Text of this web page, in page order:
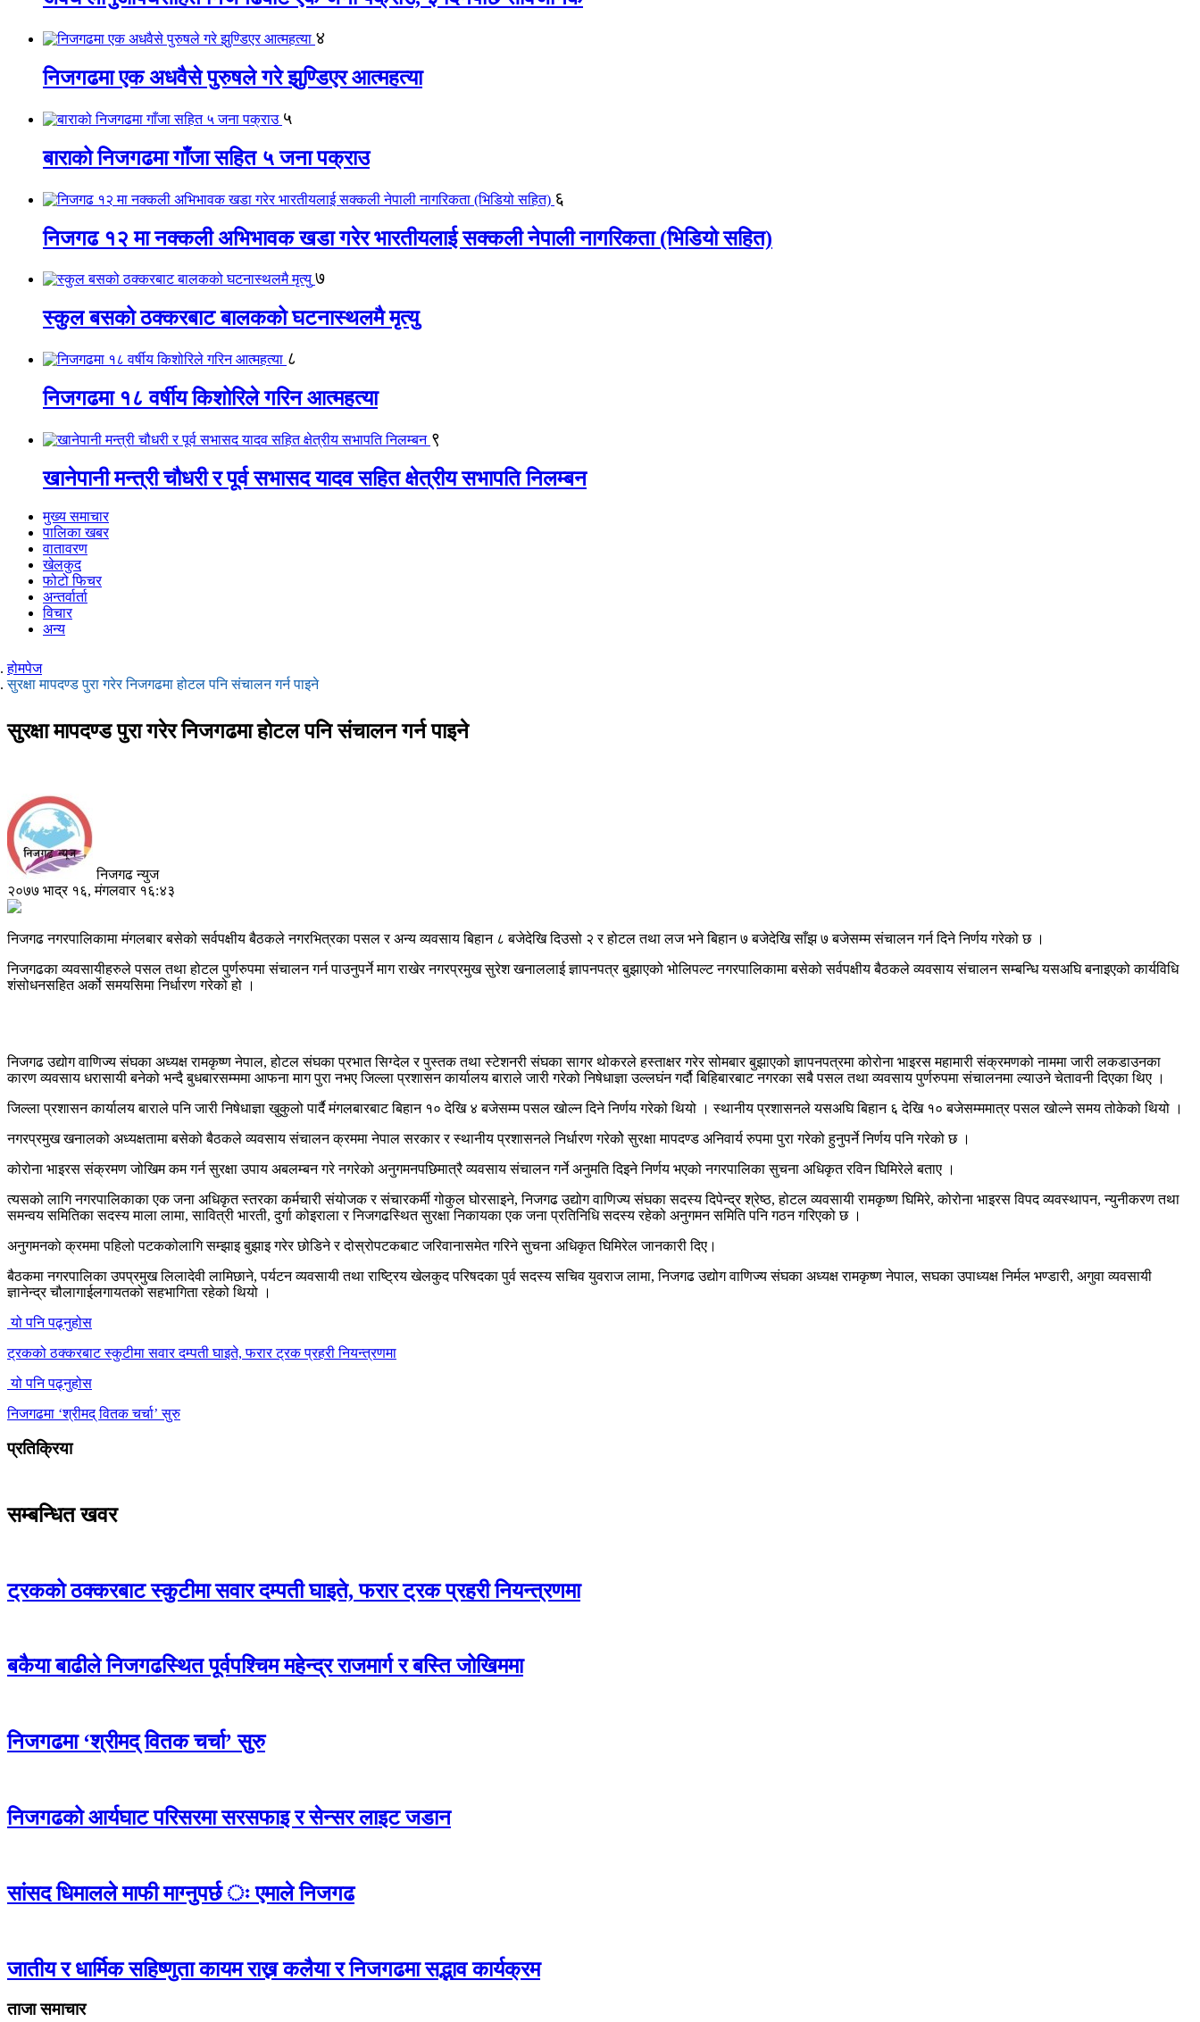
४
निजगढमा एक अधवैसे पुरुषले गरे झुण्डिएर आत्महत्या
५
बाराको निजगढमा गाँजा सहित ५ जना पक्राउ
६
निजगढ १२ मा नक्कली अभिभावक खडा गरेर भारतीयलाई सक्कली नेपाली नागरिकता (भिडियो सहित)
७
स्कुल बसको ठक्करबाट बालकको घटनास्थलमै मृत्यु
८
निजगढमा १८ वर्षीय किशोरिले गरिन आत्महत्या
९
खानेपानी मन्त्री चौधरी र पूर्व सभासद यादव सहित क्षेत्रीय सभापति निलम्बन
मुख्य समाचार
पालिका खबर
वातावरण
खेलकुद
फोटो फिचर
अन्तर्वार्ता
विचार
अन्य
होमपेज
सुरक्षा मापदण्ड पुरा गरेर निजगढमा होटल पनि संचालन गर्न पाइने
सुरक्षा मापदण्ड पुरा गरेर निजगढमा होटल पनि संचालन गर्न पाइने
निजगढ न्युज
२०७७ भाद्र १६, मंगलवार १६:४३
निजगढ नगरपालिकामा मंगलबार बसेको सर्वपक्षीय बैठकले नगरभित्रका पसल र अन्य व्यवसाय बिहान ८ बजेदेखि दिउसो २ र होटल तथा लज भने बिहान ७ बजेदेखि साँझ ७ बजेसम्म संचालन गर्न दिने निर्णय गरेको छ ।
निजगढका व्यवसायीहरुले पसल तथा होटल पुर्णरुपमा संचालन गर्न पाउनुपर्ने माग राखेर नगरप्रमुख सुरेश खनाललाई ज्ञापनपत्र बुझाएको भोलिपल्ट नगरपालिकामा बसेको सर्वपक्षीय बैठकले व्यवसाय संचालन सम्बन्धि यसअघि बनाइएको कार्यविधि
शंसोधनसहित अर्को समयसिमा निर्धारण गरेको हो ।
निजगढ उद्योग वाणिज्य संघका अध्यक्ष रामकृष्ण नेपाल, होटल संघका प्रभात सिग्देल र पुस्तक तथा स्टेशनरी संघका सागर थोकरले हस्ताक्षर गरेर सोमबार बुझाएको ज्ञापनपत्रमा कोरोना भाइरस महामारी संक्रमणको नाममा जारी लकडाउनका
कारण व्यवसाय धरासायी बनेको भन्दै बुधबारसम्ममा आफना माग पुरा नभए जिल्ला प्रशासन कार्यालय बाराले जारी गरेको निषेधाज्ञा उल्लघंन गर्दौ बिहिबारबाट नगरका सबै पसल तथा व्यवसाय पुर्णरुपमा संचालनमा ल्याउने चेतावनी दिएका थिए ।
जिल्ला प्रशासन कार्यालय बाराले पनि जारी निषेधाज्ञा खुकुलो पार्दै मंगलबारबाट बिहान १० देखि ४ बजेसम्म पसल खोल्न दिने निर्णय गरेको थियो । स्थानीय प्रशासनले यसअघि बिहान ६ देखि १० बजेसम्ममात्र पसल खोल्ने समय तोकेको थियो ।
नगरप्रमुख खनालको अध्यक्षतामा बसेको बैठकले व्यवसाय संचालन क्रममा नेपाल सरकार र स्थानीय प्रशासनले निर्धारण गरेकोे सुरक्षा मापदण्ड अनिवार्य रुपमा पुरा गरेको हुनुपर्ने निर्णय पनि गरेको छ ।
कोरोना भाइरस संक्रमण जोखिम कम गर्न सुरक्षा उपाय अबलम्बन गरे नगरेको अनुगमनपछिमात्रै व्यवसाय संचालन गर्ने अनुमति दिइने निर्णय भएको नगरपालिका सुचना अधिकृत रविन घिमिरेले बताए ।
त्यसको लागि नगरपालिकाका एक जना अधिकृत स्तरका कर्मचारी संयोजक र संचारकर्मी गोकुल घोरसाइने, निजगढ उद्योग वाणिज्य संघका सदस्य दिपेन्द्र श्रेष्ठ, होटल व्यवसायी रामकृष्ण घिमिरे, कोरोना भाइरस विपद व्यवस्थापन, न्युनीकरण तथा
समन्वय समितिका सदस्य माला लामा, सावित्री भारती, दुर्गा कोइराला र निजगढस्थित सुरक्षा निकायका एक जना प्रतिनिधि सदस्य रहेको अनुगमन समिति पनि गठन गरिएको छ ।
अनुगमनकाे क्रममा पहिलो पटककोलागि सम्झाइ बुझाइ गरेर छोडिने र दोस्रोपटकबाट जरिवानासमेत गरिने सुचना अधिकृत घिमिरेल जानकारी दिए।
बैठकमा नगरपालिका उपप्रमुख लिलादेवी लामिछाने, पर्यटन व्यवसायी तथा राष्ट्रिय खेलकुद परिषदका पुर्व सदस्य सचिव युवराज लामा, निजगढ उद्योग वाणिज्य संघका अध्यक्ष रामकृष्ण नेपाल, स‌घका उपाध्यक्ष निर्मल भण्डारी, अगुवा व्यवसायी
ज्ञानेन्द्र चौलागाईलगायतको सहभागिता रहेको थियो ।
यो पनि पढ्नुहोस
ट्रकको ठक्करबाट स्कुटीमा सवार दम्पती घाइते, फरार ट्रक प्रहरी नियन्त्रणमा
यो पनि पढ्नुहोस
निजगढमा ‘श्रीमद् वितक चर्चा’ सुरु
प्रतिक्रिया
सम्बन्धित खवर
ट्रकको ठक्करबाट स्कुटीमा सवार दम्पती घाइते, फरार ट्रक प्रहरी नियन्त्रणमा
बकैया बाढीले निजगढस्थित पूर्वपश्चिम महेन्द्र राजमार्ग र बस्ति जोखिममा
निजगढमा ‘श्रीमद् वितक चर्चा’ सुरु
निजगढको आर्यघाट परिसरमा सरसफाइ र सेन्सर लाइट जडान
सांसद धिमालले माफी माग्नुपर्छ ः एमाले निजगढ
जातीय र धार्मिक सहिष्णुता कायम राख्न कलैया र निजगढमा सद्भाव कार्यक्रम
ताजा समाचार